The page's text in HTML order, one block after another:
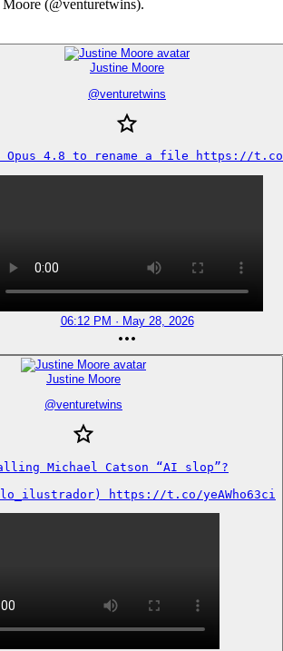
(@venturetwins).
Justine Moore
@venturetwins
Opus 4.8 to rename a file https://t.co/
06:12 PM · May 28, 2026
Justine Moore
@venturetwins
Michael Catson “AI slop”?
https://t.co/yeAWho63ci